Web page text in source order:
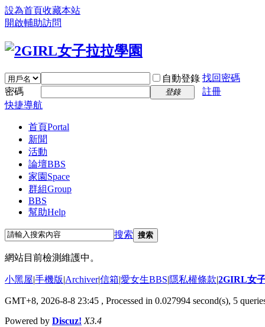
設為首頁收藏本站
開啟輔助訪問
自動登錄 找回密碼
密碼
登錄
註冊
快捷導航
首頁Portal
新聞
活動
論壇BBS
家園 Space
群組Group
BBS
幫助Help
搜索 搜索
網站目前檢測維護中。
小黑屋|手機版|Archiver|信箱|愛女生BBS|隱私權條款|2GIRL女
GMT+8, 2026-8-8 23:45 , Processed in 0.027994 second(s), 5
Powered by Discuz! X3.4